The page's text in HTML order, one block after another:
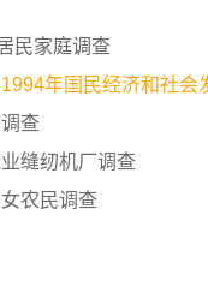
民家庭调查
年国民经济和社会
查
缝纫机厂调查
农民调查